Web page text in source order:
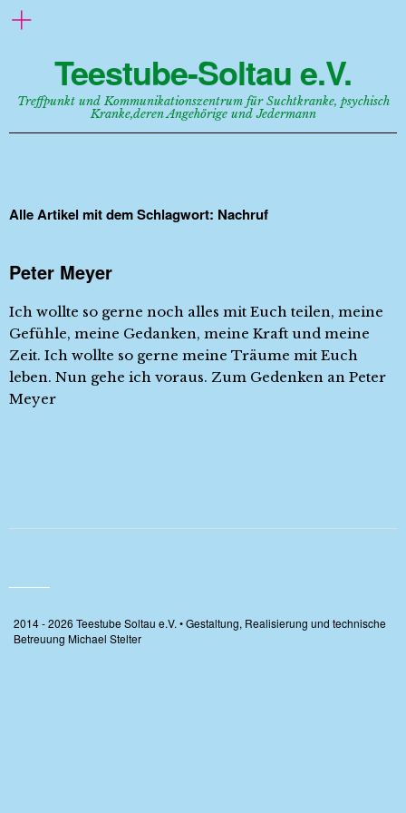
Teestube-Soltau e.V.
Treffpunkt und Kommunikationszentrum für Suchtkranke, psychisch
Kranke,deren Angehörige und Jedermann
Alle Artikel mit dem Schlagwort: Nachruf
Peter Meyer
Ich wollte so gerne noch alles mit Euch teilen, meine
Gefühle, meine Gedanken, meine Kraft und meine
Zeit. Ich wollte so gerne meine Träume mit Euch
leben. Nun gehe ich voraus. Zum Gedenken an Peter
Meyer
2014 - 2026 Teestube Soltau e.V. • Gestaltung, Realisierung und technische
Betreuung Michael Stelter